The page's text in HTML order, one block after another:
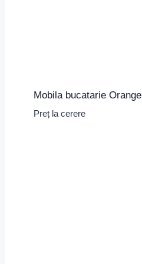
Mobila bucatarie Orange
Preț la cerere